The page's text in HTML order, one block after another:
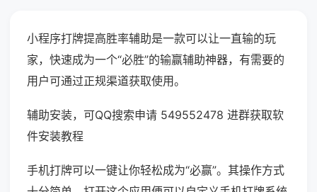
小程序打牌提高胜率辅助是一款可以让一直输的玩
家，快速成为一个“必胜”的输赢辅助神器，有需要的
用户可通过正规渠道获取使用。
辅助安装，可QQ搜索申请 549552478 进群获取软
件安装教程
手机打牌可以一键让你轻松成为“必赢”。其操作方式